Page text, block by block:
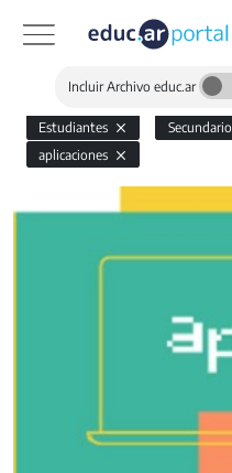
Incluir Archivo educ.ar
Estudiantes Secundario
aplicaciones